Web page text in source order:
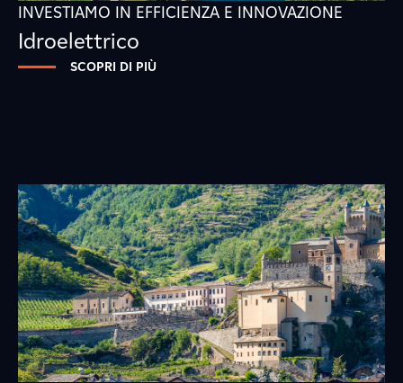
INVESTIAMO IN EFFICIENZA E INNOVAZIONE
Idroelettrico
SCOPRI DI PIÙ